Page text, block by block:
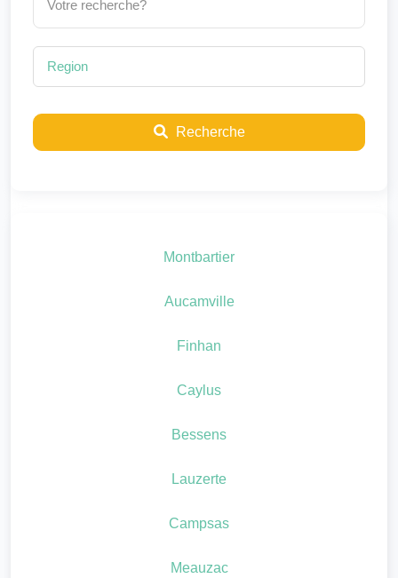
Recherche
Montbartier
Aucamville
Finhan
Caylus
Bessens
Lauzerte
Campsas
Meauzac